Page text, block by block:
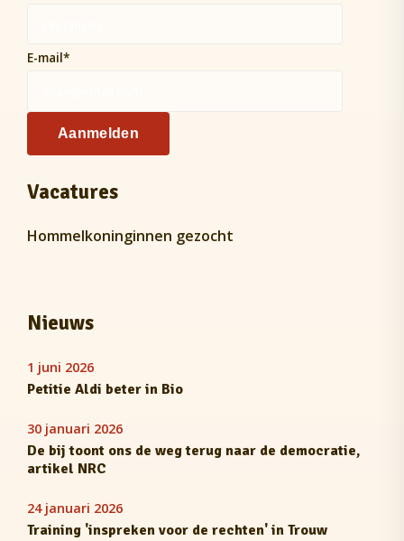
E-mail*
Aanmelden
Vacatures
Hommelkoninginnen gezocht
Nieuws
1 juni 2026
Petitie Aldi beter in Bio
30 januari 2026
De bij toont ons de weg terug naar de democratie,
artikel NRC
24 januari 2026
Training 'inspreken voor de rechten' in Trouw